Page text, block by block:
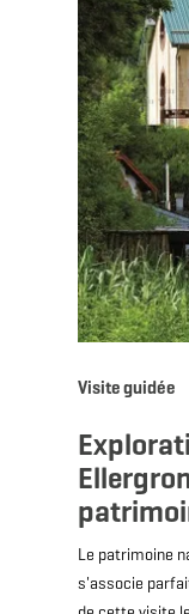
Visite guidée
Le patrimoine
s'associe